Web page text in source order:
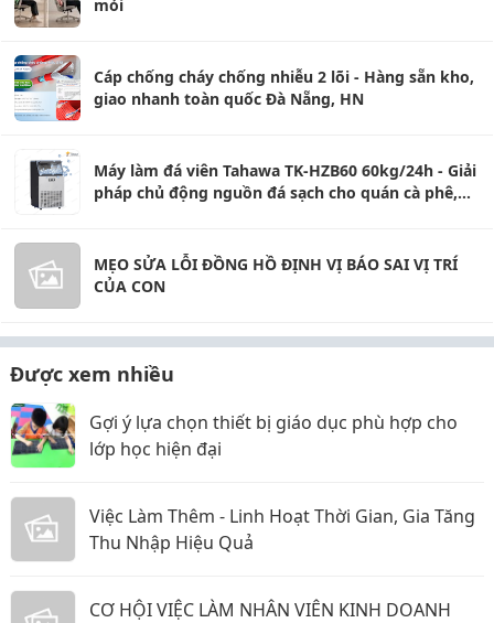
mỏi
Cáp chống cháy chống nhiễu 2 lõi - Hàng sẵn kho,
giao nhanh toàn quốc Đà Nẵng, HN
Máy làm đá viên Tahawa TK-HZB60 60kg/24h - Giải
pháp chủ động nguồn đá sạch cho quán cà phê,
MẸO SỬA LỖI ĐỒNG HỒ ĐỊNH VỊ BÁO SAI VỊ TRÍ
CỦA CON
Được xem nhiều
Gợi ý lựa chọn thiết bị giáo dục phù hợp cho
lớp học hiện đại
Việc Làm Thêm - Linh Hoạt Thời Gian, Gia Tăng
Thu Nhập Hiệu Quả
CƠ HỘI VIỆC LÀM NHÂN VIÊN KINH DOANH